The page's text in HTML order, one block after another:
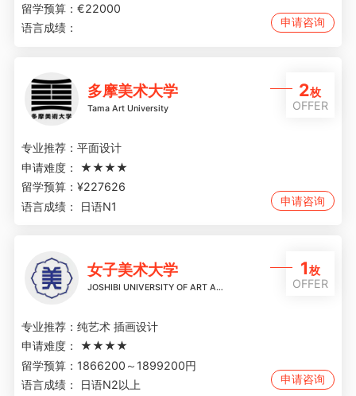
留学预算： €22000
语言成绩：
申请咨询
多摩美术大学
Tama Art University
2枚
OFFER
专业推荐： 平面设计
申请难度：
★★★★
留学预算： ¥227626
语言成绩：
日语N1 申请咨询
女子美术大学
JOSHIBI UNIVERSITY OF ART AND DESIGN
1枚
OFFER
专业推荐： 纯艺术 插画设计
申请难度：
★★★★
留学预算： 1866200～1899200円
语言成绩：
日语N2以上 申请咨询